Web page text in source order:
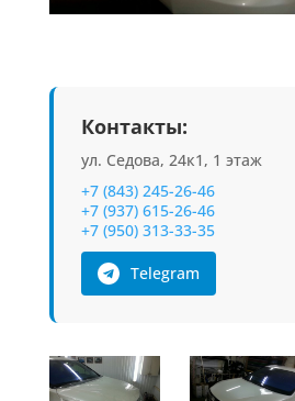
Контакты:
ул. Седова, 24к1, 1 этаж
+7 (843) 245-26-46
+7 (937) 615-26-46
+7 (950) 313-33-35
Telegram